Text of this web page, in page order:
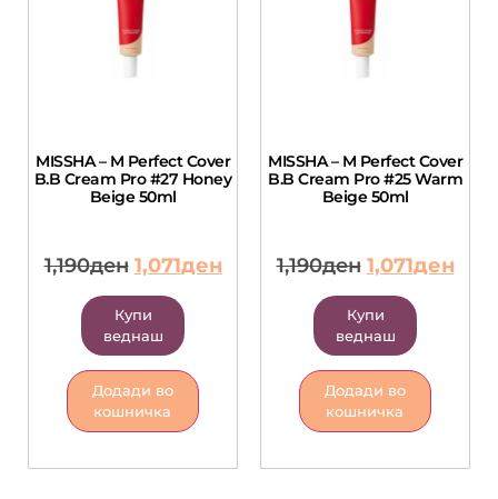
MISSHA – M Perfect Cover
B.B Cream Pro #27 Honey
Beige 50ml
1,190ден 1,071ден
Купи
веднаш
Додади во
кошничка
MISSHA – M Perfect Cover
B.B Cream Pro #25 Warm
Beige 50ml
1,190ден 1,071ден
Купи
веднаш
Додади во
кошничка